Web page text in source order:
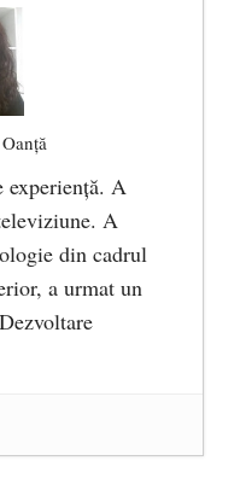
experiență. A
A
din cadrul
a urmat un
Rohia. Părintele